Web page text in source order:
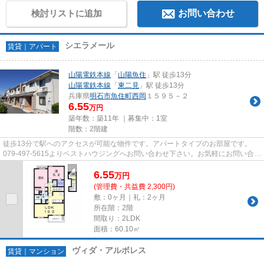
検討リストに追加 お問い合わせ
賃貸｜アパート シエラメール
山陽電鉄本線 「 山陽魚住 」駅 徒歩13分
山陽電鉄本線 「 東二見 」駅 徒歩13分
兵庫県明石市魚住町西岡 １５９５－２
6.55万円
築年数：築11年 ｜募集中： 1室
階数：2階建
徒歩13分で駅へのアクセスが可能な物件です。アパートタイプのお部屋です。
079-497-5615よりベストハウジングへお問い合わせ下さい。お気軽にお問い合わ
せ下さい。お待ちしております。
6.55万円
(管理費・共益費 2,300円)
敷：0ヶ月｜礼：2ヶ月
所在階：2階
間取り：2LDK
面積：60.10㎡
賃貸｜マンション ヴィダ・アルボレス